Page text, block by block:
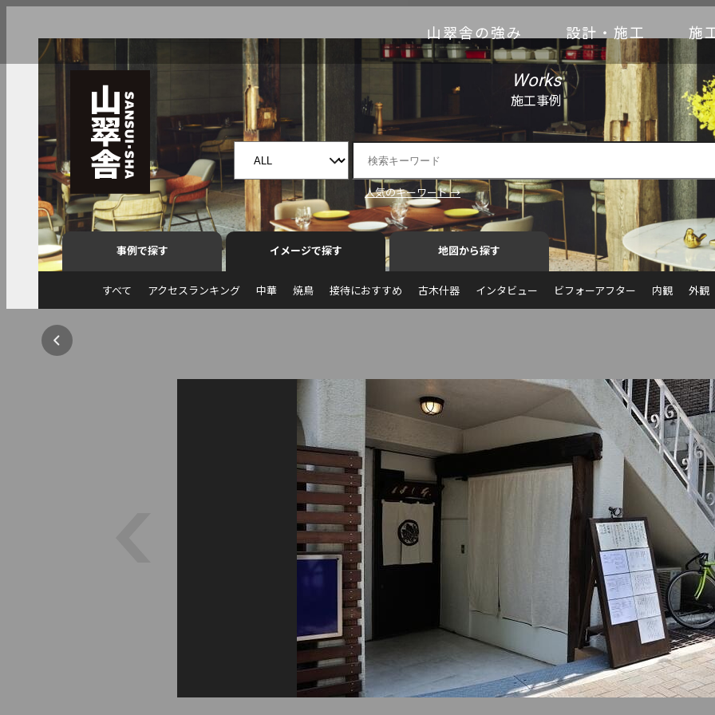
山翠舎の強み 設計・施工 施
Works
施工事例
人気のキーワード →
事例で探す イメージで探す 地図から探す
すべて アクセスランキング 中華 焼鳥 接待におすすめ 古木什器 インタビュー ビフォーアフター 内観 外観